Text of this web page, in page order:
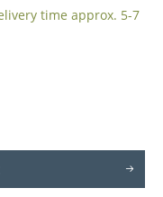
time approx. 5-7